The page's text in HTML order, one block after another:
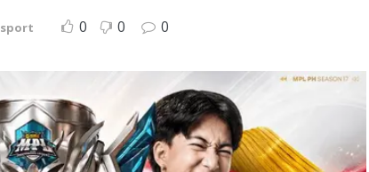
0 0 0